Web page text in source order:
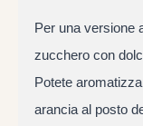
Per una versione
zucchero con
Potete
arancia al posto